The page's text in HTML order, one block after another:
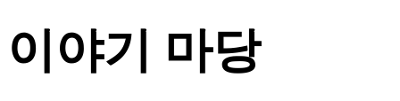
이야기 마당